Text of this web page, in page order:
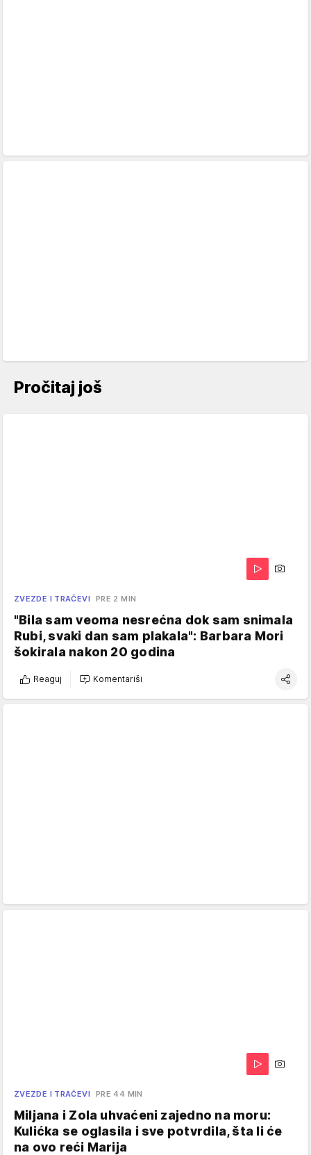
Pročitaj još
ZVEZDE I TRAČEVI PRE 2 MIN
"Bila sam veoma nesrećna dok sam snimala
Rubi, svaki dan sam plakala": Barbara Mori
šokirala nakon 20 godina
Reaguj Komentariši
ZVEZDE I TRAČEVI PRE 44 MIN
Miljana i Zola uhvaćeni zajedno na moru:
Kulićka se oglasila i sve potvrdila, šta li će
na ovo reći Marija